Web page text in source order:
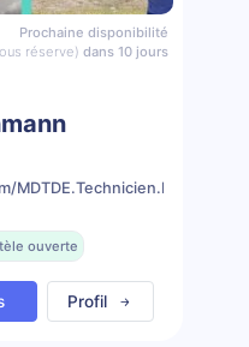
Prochaine disponibilité
réserve) dans 10 jours
ouverte
Profil